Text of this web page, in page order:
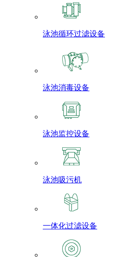
泳池循环过滤设备
泳池消毒设备
泳池监控设备
泳池吸污机
一体化过滤设备